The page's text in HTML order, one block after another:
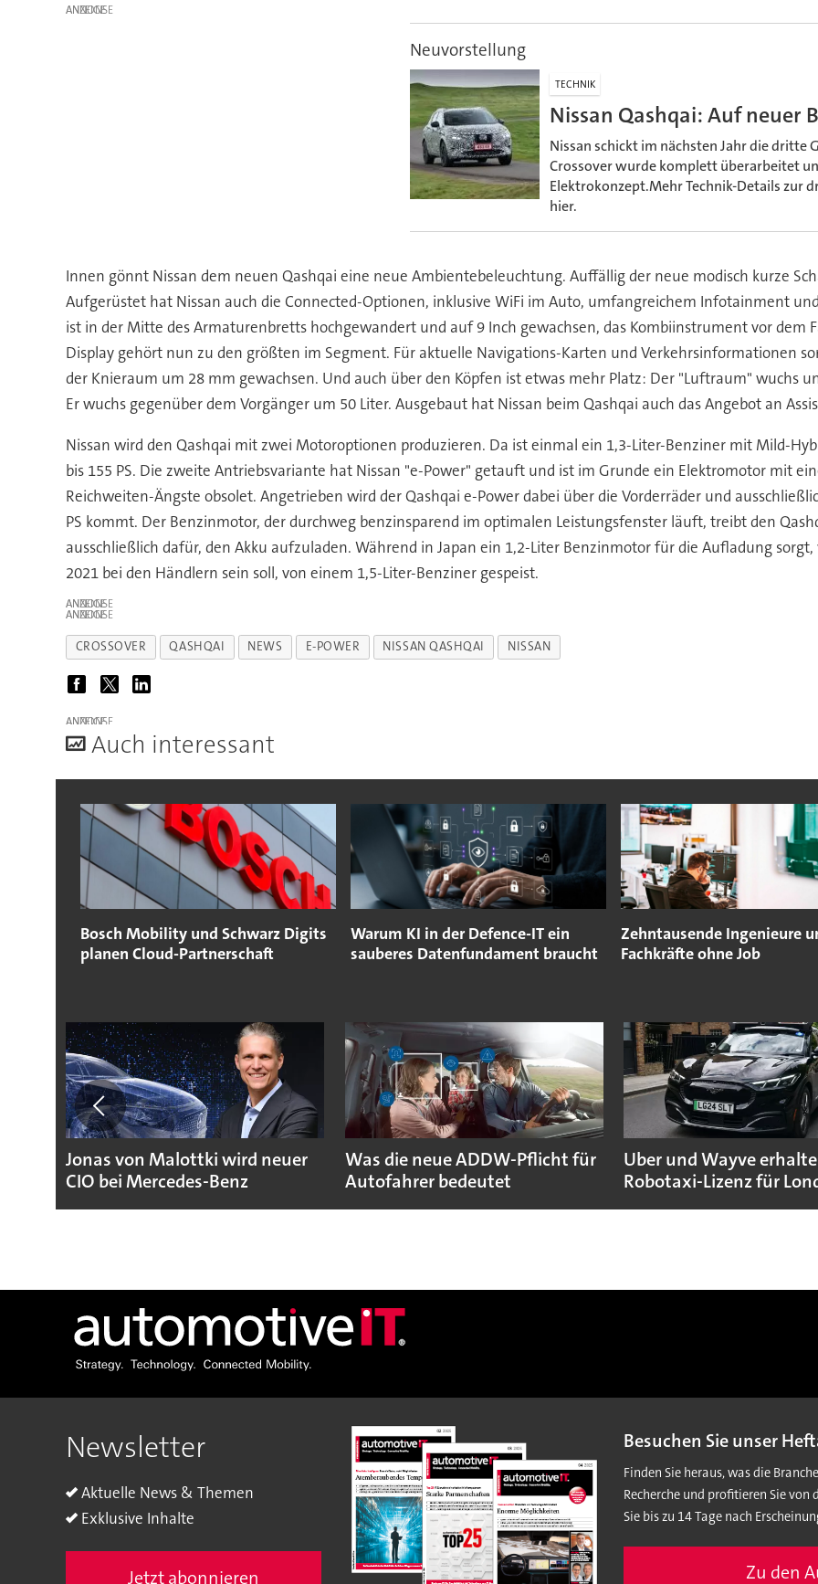
ANZEIGE
Neuvorstellung
TECHNIK
Nissan Qashqai: Auf neuer
Nissan schickt im nächsten Jahr die dritte
Crossover wurde komplett überarbeitet
Elektrokonzept.Mehr Technik-Details zur
hier.
Innen gönnt Nissan dem neuen Qashqai eine neue Ambientebeleuchtung. Auffällig der neue modisch kurze
Aufgerüstet hat Nissan auch die Connected-Optionen, inklusive WiFi im Auto, umfangreichem Infotainment
ist in der Mitte des Armaturenbretts hochgewandert und auf 9 Inch gewachsen, das Kombiinstrument vor dem
Display gehört nun zu den größten im Segment. Für aktuelle Navigations-Karten und Verkehrsinformationen
der Knieraum um 28 mm gewachsen. Und auch über den Köpfen ist etwas mehr Platz: Der "Luftraum" wuchs
Er wuchs gegenüber dem Vorgänger um 50 Liter. Ausgebaut hat Nissan beim Qashqai auch das Angebot an
Nissan wird den Qashqai mit zwei Motoroptionen produzieren. Da ist einmal ein 1,3-Liter-Benziner mit Mild-
bis 155 PS. Die zweite Antriebsvariante hat Nissan "e-Power" getauft und ist im Grunde ein Elektromotor mit
Reichweiten-Ängste obsolet. Angetrieben wird der Qashqai e-Power dabei über die Vorderräder und
PS kommt. Der Benzinmotor, der durchweg benzinsparend im optimalen Leistungsfenster läuft, treibt den
ausschließlich dafür, den Akku aufzuladen. Während in Japan ein 1,2-Liter Benzinmotor für die Aufladung
2021 bei den Händlern sein soll, von einem 1,5-Liter-Benziner gespeist.
ANZEIGE
ANZEIGE
CROSSOVER QASHQAI NEWS E-POWER NISSAN QASHQAI NISSAN
ANZEIGE
Auch interessant
Bosch Mobility und Schwarz Digits
planen Cloud-Partnerschaft
Warum KI in der Defence-IT ein
sauberes Datenfundament braucht
Zehntausende Ingenieure
Fachkräfte ohne Job
Jonas von Malottki wird neuer
CIO bei Mercedes-Benz
Was die neue ADDW-Pflicht für
Autofahrer bedeutet
Uber und Wayve
Robotaxi-Lizenz für
Newsletter
Aktuelle News & Themen
Exklusive Inhalte
Jetzt abonnieren
Besuchen Sie unser
Finden Sie heraus, was die
Recherche und profitieren Sie
Sie bis zu 14 Tage nach
Zu den